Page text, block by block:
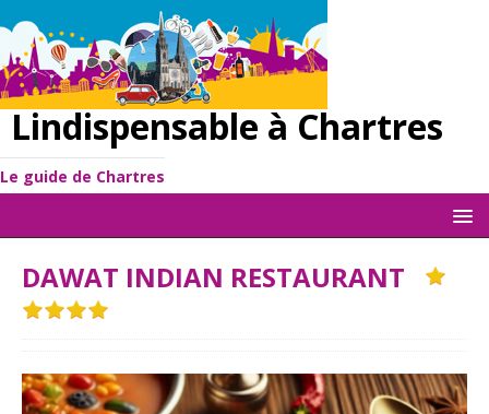
Lindispensable à Chartres
Le guide de Chartres
DAWAT INDIAN RESTAURANT